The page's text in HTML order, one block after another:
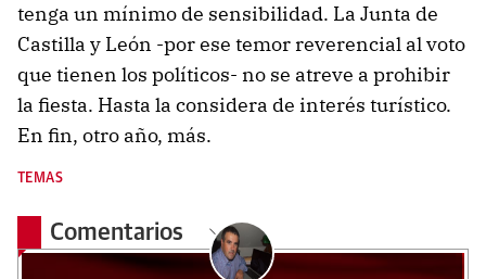
tenga un mínimo de sensibilidad. La Junta de
Castilla y León -por ese temor reverencial al voto
que tienen los políticos- no se atreve a prohibir
la fiesta. Hasta la considera de interés turístico.
En fin, otro año, más.
TEMAS
Comentarios